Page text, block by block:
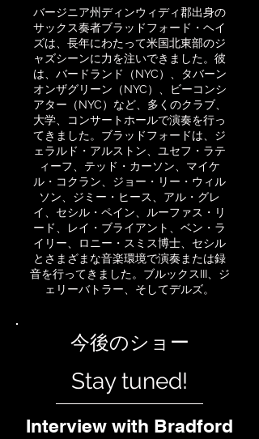
バージニア州ディンウィディ郡出身の
サックス奏者ブラッドフォード・ヘイ
ズは、長年にわたって米国北東部のジ
ャズシーンに力を注いできました。彼
は、バードランド（NYC）、タバーン
オンザグリーン（NYC）、ビーコンシ
アター（NYC）など、多くのクラブ、
大学、コンサートホールで演奏を行っ
てきました。ブラッドフォードは、ジ
ェラルド・アルストン、ユセフ・ラテ
ィーフ、テッド・カーソン、マイケ
ル・コクラン、ジョー・リー・ウィル
ソン、ジミー・ヒース、アル・グレ
イ、セシル・ペイン、ルーファス・リ
ード、レイ・ブライアント、ベン・ラ
イリー、ロニー・スミス博士、セシル
とさまざまな音楽環境で演奏または録
音を行ってきました。ブルックスIII、ジ
ェリーバトラー、そしてデルズ。
今後のショー
Stay tuned!
Interview with Bradford